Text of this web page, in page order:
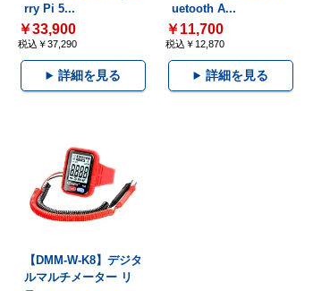
rry Pi 5...
￥33,900
税込￥37,290
詳細を見る
uetooth A...
￥11,700
税込￥12,870
詳細を見る
【DMM-W-K8】デジタ
ルマルチメーター リ